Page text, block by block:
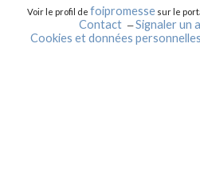
Voir le profil de foipromesse sur le
Contact
Signaler un
Cookies et données personnelles